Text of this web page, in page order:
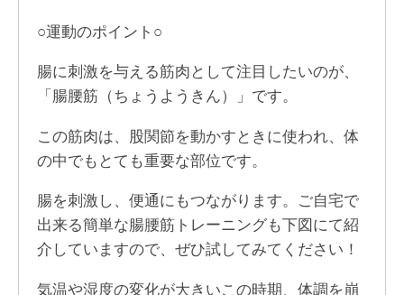
○運動のポイント○
腸に刺激を与える筋肉として注目したいのが、
「腸腰筋（ちょうようきん）」です。
この筋肉は、股関節を動かすときに使われ、体
の中でもとても重要な部位です。
腸を刺激し、便通にもつながります。ご自宅で
出来る簡単な腸腰筋トレーニングも下図にて紹
介していますので、ぜひ試してみてください！
気温や湿度の変化が大きいこの時期、体調を崩